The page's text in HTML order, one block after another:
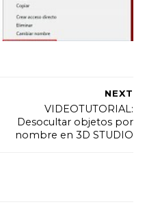
NEXT
VIDEOTUTORIAL:
Desocultar objetos por
nombre en 3D STUDIO